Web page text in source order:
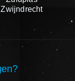
Zwijndrecht